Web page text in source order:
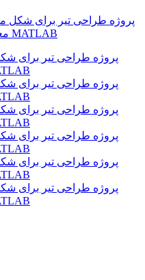
پروژه طراحی تیر برای شکل
معکوس با استفاده از نرم افزار MATLAB